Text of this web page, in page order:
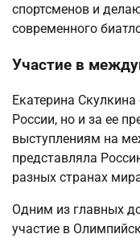
спортсменов и
современного
Участие в
Екатерина
России, но и за ее
выступлениям на
представляла
разных странах
Одним из главных
участие в